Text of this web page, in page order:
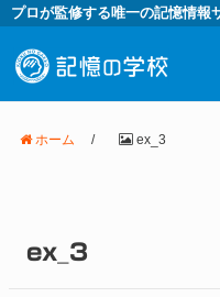
プロが監修する唯一の記憶情報
ホーム / ex_3
ex_3